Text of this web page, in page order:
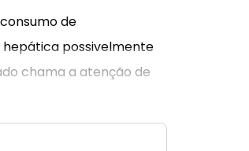
de
possivelmente
chama a atenção de